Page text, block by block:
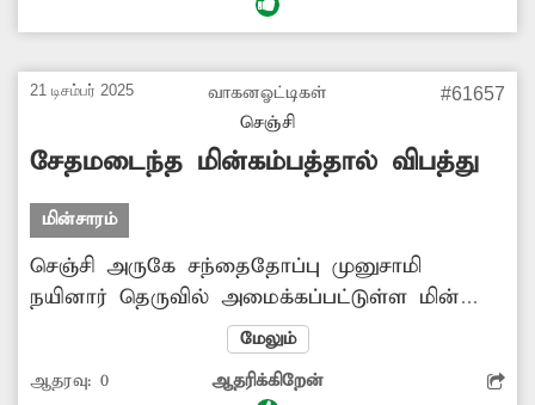
அபாயமும் ஏற்பட்டுள்ளது. எனவே பழுதடைந்த
நடவடிக்கை எடுக்க வேண்டும் என பொதுமக்கள்
எதிர்பார்த்து வருகின்றனர்.
21 டிசம்பர் 2025
வாகனஓட்டிகள்
செஞ்சி
#61657
சேதமடைந்த மின்கம்பத்தால் விபத்து
மின்சாரம்
செஞ்சி அருகே சந்தைதோப்பு முனுசாமி
நயினார் தெருவில் அமைக்கப்பட்டுள்ள மின்
கம்பத்தின் சிமெண்டு காரைகள் பெயர்ந்து
விழுந்து உள்ளே உள்ள இரும்புக்கம்பிகள்
வெளியே தெரிகின்றன. இதனால் இந்த
மேலும்
ஆதரவு: 0 ஆதரிக்கிறேன்